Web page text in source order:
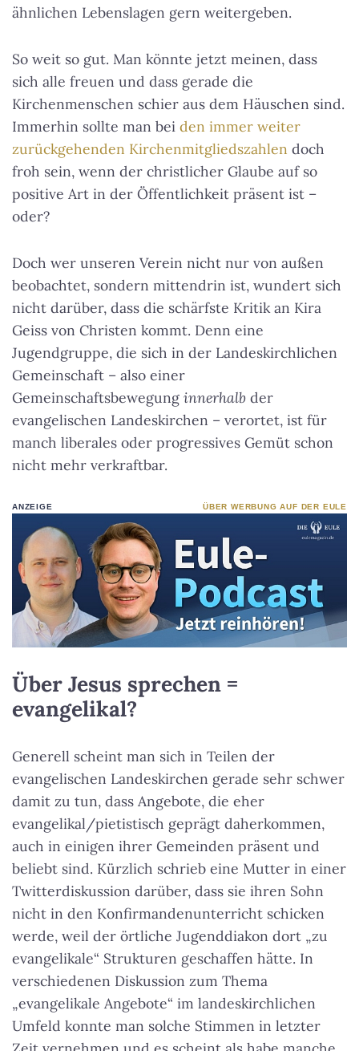
ähnlichen Lebenslagen gern weitergeben.
So weit so gut. Man könnte jetzt meinen, dass
sich alle freuen und dass gerade die
Kirchenmenschen schier aus dem Häuschen sind.
Immerhin sollte man bei den immer weiter
zurückgehenden Kirchenmitgliedszahlen doch
froh sein, wenn der christlicher Glaube auf so
positive Art in der Öffentlichkeit präsent ist –
oder?
Doch wer unseren Verein nicht nur von außen
beobachtet, sondern mittendrin ist, wundert sich
nicht darüber, dass die schärfste Kritik an Kira
Geiss von Christen kommt. Denn eine
Jugendgruppe, die sich in der Landeskirchlichen
Gemeinschaft – also einer
Gemeinschaftsbewegung innerhalb der
evangelischen Landeskirchen – verortet, ist für
manch liberales oder progressives Gemüt schon
nicht mehr verkraftbar.
ANZEIGE ÜBER WERBUNG AUF DER EULE
Über Jesus sprechen =
evangelikal?
Generell scheint man sich in Teilen der
evangelischen Landeskirchen gerade sehr schwer
damit zu tun, dass Angebote, die eher
evangelikal/pietistisch geprägt daherkommen,
auch in einigen ihrer Gemeinden präsent und
beliebt sind. Kürzlich schrieb eine Mutter in einer
Twitterdiskussion darüber, dass sie ihren Sohn
nicht in den Konfirmandenunterricht schicken
werde, weil der örtliche Jugenddiakon dort „zu
evangelikale“ Strukturen geschaffen hätte. In
verschiedenen Diskussion zum Thema
„evangelikale Angebote“ im landeskirchlichen
Umfeld konnte man solche Stimmen in letzter